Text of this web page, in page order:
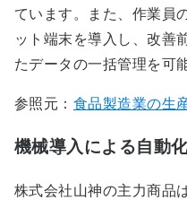
ています。また、作業員
ット端末を導入し、改善
たデータの一括管理を可
参照元： 食品製造業の生
機械導入による自動
株式会社山神の主力商品